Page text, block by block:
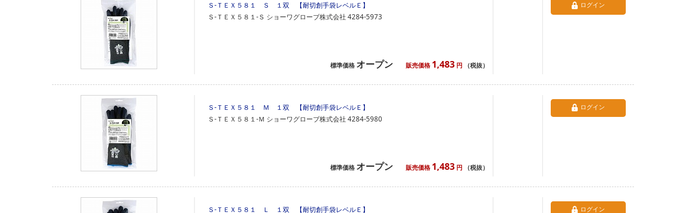
Ｓ‐ＴＥＸ５８１ Ｓ １双 【耐切創手袋レベルＥ】
Ｓ‐ＴＥＸ５８１‐Ｓ ショーワグローブ株式会社 4284-5973
標準価格 オープン 販売価格 1,483 円 （税抜）
ログイン
Ｓ‐ＴＥＸ５８１ Ｍ １双 【耐切創手袋レベルＥ】
Ｓ‐ＴＥＸ５８１‐Ｍ ショーワグローブ株式会社 4284-5980
標準価格 オープン 販売価格 1,483 円 （税抜）
ログイン
Ｓ‐ＴＥＸ５８１ Ｌ １双 【耐切創手袋レベルＥ】
ログイン